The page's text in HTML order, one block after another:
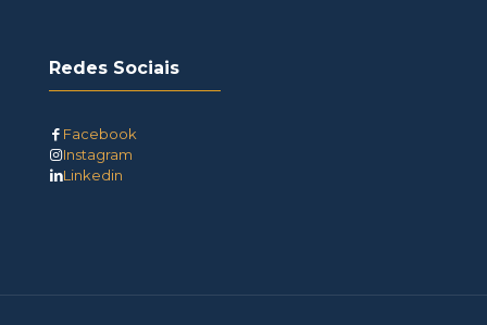
Redes Sociais
Facebook
Instagram
Linkedin